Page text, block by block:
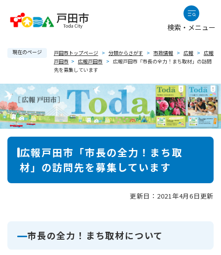
す
。
検索・メニュー
現在のページ 戸田市トップページ > 分類からさがす > 市政情報 > 広報 > 広報
戸田市 > 広報戸田市 > 広報戸田市「市長の全力！まち取材」の訪問
先を募集しています
本
広報戸田市「市長の全力！まち取
材」の訪問先を募集しています
更新日：2021年4月6日更新
市長の全力！まち取材について